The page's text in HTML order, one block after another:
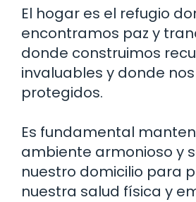
El hogar es el refugio
encontramos paz y
donde construimos
invaluables y donde
protegidos.
Es fundamental
ambiente armonioso y
nuestro domicilio para
nuestra salud física y